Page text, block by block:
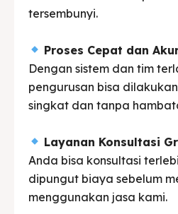
tersembunyi.
Proses Cepat dan
Dengan sistem dan tim
pengurusan bisa
singkat dan tanpa
Layanan Konsultasi
Anda bisa konsultasi
dipungut biaya sebelum
menggunakan jasa kami.